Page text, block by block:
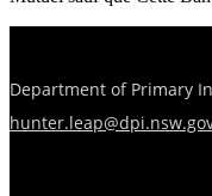
Department of Primary